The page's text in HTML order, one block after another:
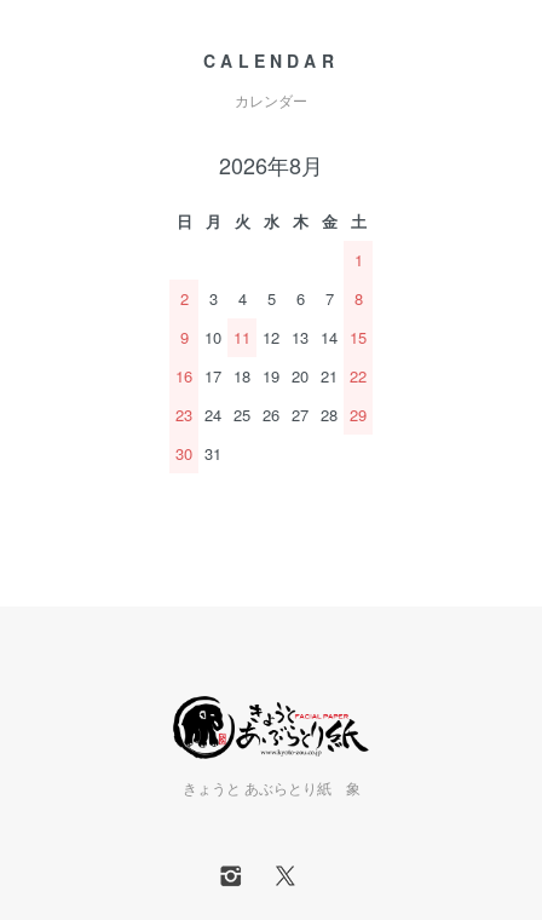
CALENDAR
カレンダー
2026年8月
日 月 火 水 木 金
土
1
2
3 4 5 6 7
8
9
10 11 12 13 14 15
16 17 18 19 20 21
22
23 24 25 26 27 28 29
30 31
きょうと あぶらとり紙 象